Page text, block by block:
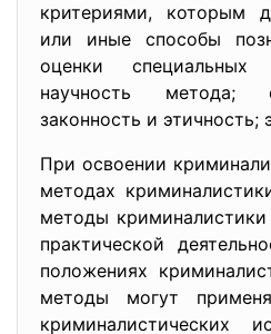
критериями, которым
или иные способы
оценки специальных
научность метода;
законность и этичность;
При освоении
методах
методы
практической
положениях
методы могут
криминалистических